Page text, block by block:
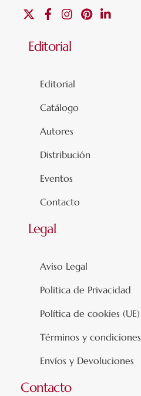
FacebookInstagramPinterest
Editorial
Editorial
Catálogo
Autores
Distribución
Eventos
Contacto
Legal
Aviso Legal
Política de Privacidad
Política de cookies (UE)
Términos y condiciones
Envíos y Devoluciones
Contacto